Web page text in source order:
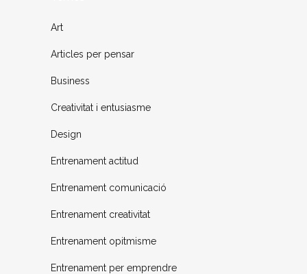
Art
Articles per pensar
Business
Creativitat i entusiasme
Design
Entrenament actitud
Entrenament comunicació
Entrenament creativitat
Entrenament opitmisme
Entrenament per emprendre